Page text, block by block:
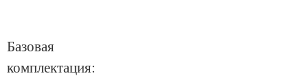
Базовая
комплектация: